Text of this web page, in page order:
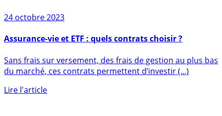
24 octobre 2023
Assurance-vie et ETF : quels contrats choisir ?
du marché, ces contrats permettent d’investir (...)